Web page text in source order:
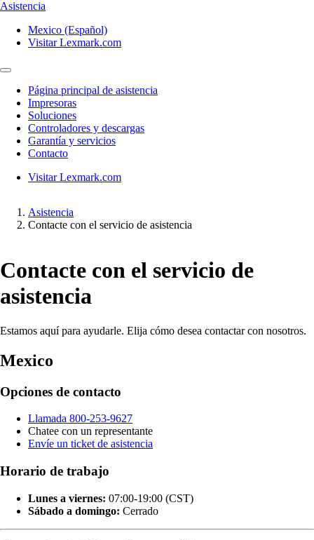
Asistencia
Mexico (Español)
Visitar Lexmark.com
Página principal de asistencia
Impresoras
Soluciones
Controladores y descargas
Garantía y servicios
Contacto
Visitar Lexmark.com
Asistencia
Contacte con el servicio de asistencia
Contacte con el servicio de
asistencia
Estamos aquí para ayudarle. Elija cómo desea contactar con nosotros.
Mexico
Opciones de contacto
Llamada 800-253-9627
Chatee con un representante
Envíe un ticket de asistencia
Horario de trabajo
Lunes a viernes: 07:00-19:00 (CST)
Sábado a domingo: Cerrado